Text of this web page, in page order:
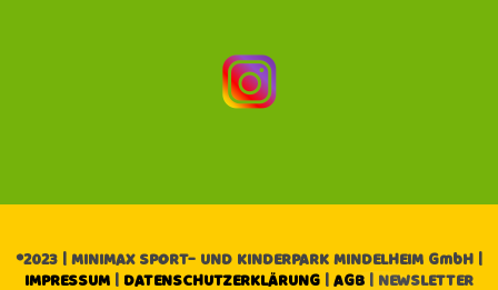
©2023 | MINIMAX SPORT- UND KINDERPARK MINDELHEIM GmbH |
IMPRESSUM
DATENSCHUTZERKLÄRUNG AGB | NEWSLETTER